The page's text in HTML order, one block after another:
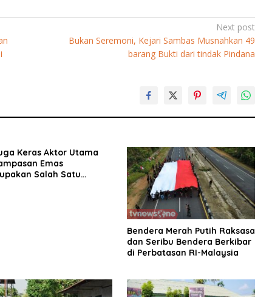
Next post
Bukan Seremoni, Kejari Sambas Musnahkan 49
barang Bukti dari tindak Pindana
Keras Aktor Utama
Emas
Salah Satu
Bendera Merah Putih Raksasa
dan Seribu Bendera Berkibar
di Perbatasan RI-Malaysia